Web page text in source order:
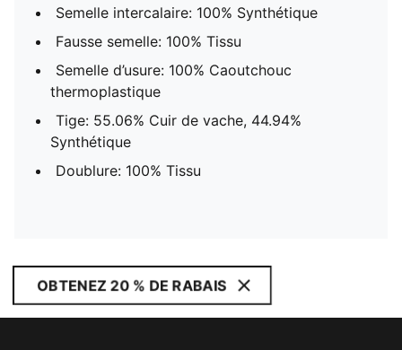
Semelle intercalaire: 100% Synthétique
Fausse semelle: 100% Tissu
Semelle d’usure: 100% Caoutchouc
thermoplastique
Tige: 55.06% Cuir de vache, 44.94%
Synthétique
Doublure: 100% Tissu
OBTENEZ 20 % DE RABAIS